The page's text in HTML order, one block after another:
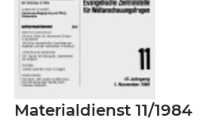
Materialdienst 11/1984